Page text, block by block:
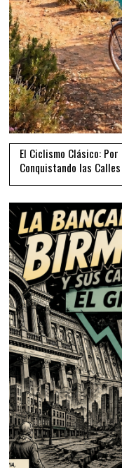
El Ciclismo Clásico:
Conquistando las Calles